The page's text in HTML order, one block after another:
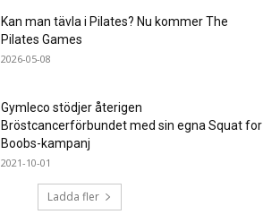
Kan man tävla i Pilates? Nu kommer The
Pilates Games
2026-05-08
Gymleco stödjer återigen
Bröstcancerförbundet med sin egna Squat for
Boobs-kampanj
2021-10-01
Ladda fler